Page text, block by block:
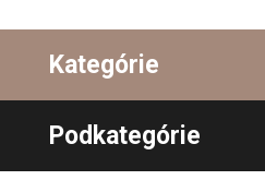
Kategórie
Podkategórie